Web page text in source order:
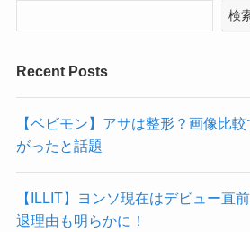
検
Recent Posts
【ベビモン】アサは整形？画像比
がったと話題
【ILLIT】ヨンソ現在はデビュー直
退理由も明らかに！